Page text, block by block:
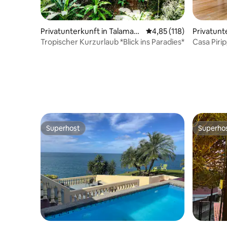
Privatunterkunft in Talaman
ca
Durchschnittliche
4,85 (118)
Tropischer Kurzurlaub *Blick ins Paradies*
es
Casa
Superhost
Superhost